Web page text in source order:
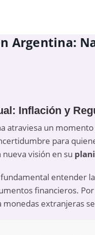
Argentina:
Inflación y
atraviesa un
para
visión en su
entender
financieros.
monedas extranjeras